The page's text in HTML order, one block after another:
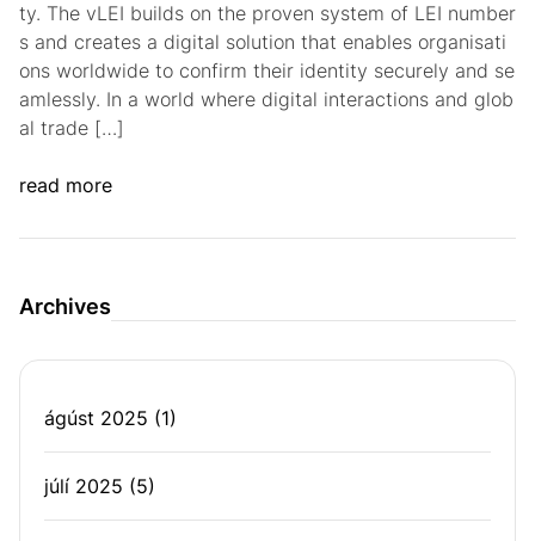
ty. The vLEI builds on the proven system of LEI number
s and creates a digital solution that enables organisati
ons worldwide to confirm their identity securely and se
amlessly. In a world where digital interactions and glob
al trade […]
read more
Archives
ágúst 2025 (1)
júlí 2025 (5)